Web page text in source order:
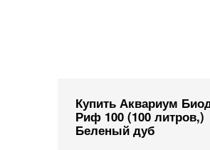
Купить Аквариум
Риф 100 (100 литров,)
Беленый дуб